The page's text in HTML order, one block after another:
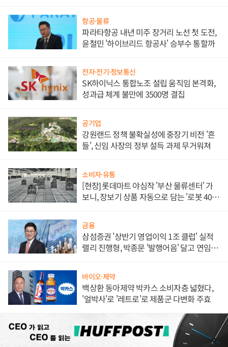
항공·물류
파라타항공 내년 미주 장거리 노선 첫 도전,
윤철민 '하이브리드 항공사' 승부수 통할까
전자·전기·정보통신
SK하이닉스 통합노조 설립 움직임 본격화,
성과급 체계 불만에 3500명 결집
공기업
강원랜드 정책 불확실성에 중장기 비전 '흔
들', 신임 사장의 정부 설득 과제 무거워져
소비자·유통
[현장] 롯데마트 야심작 '부산 물류센터' 가
보니, 장보기 상품 자동으로 담는 '로봇 400
금융
삼섬증권 '상반기 영업이익 1조 클럽' 실적
랠리 진행형, 박종문 '발행어음' 달고 연임 향
바이오·제약
백상환 동아제약 박카스 소비자층 넓혔다,
'얼박사'로 '레트로'로 제품군 다변화 주효